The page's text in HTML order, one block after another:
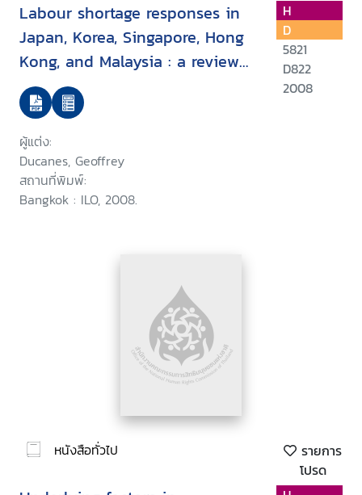
Labour shortage responses in
Japan, Korea, Singapore, Hong
Kong, and Malaysia : a review
and evaluation
ผู้แต่ง:
Ducanes, Geoffrey
สถานที่พิมพ์:
Bangkok : ILO, 2008.
H
D
5821
D822
2008
หนังสือทั่วไป
รายการ
โปรด